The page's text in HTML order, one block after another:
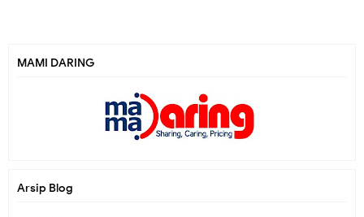
MAMI DARING
Arsip Blog